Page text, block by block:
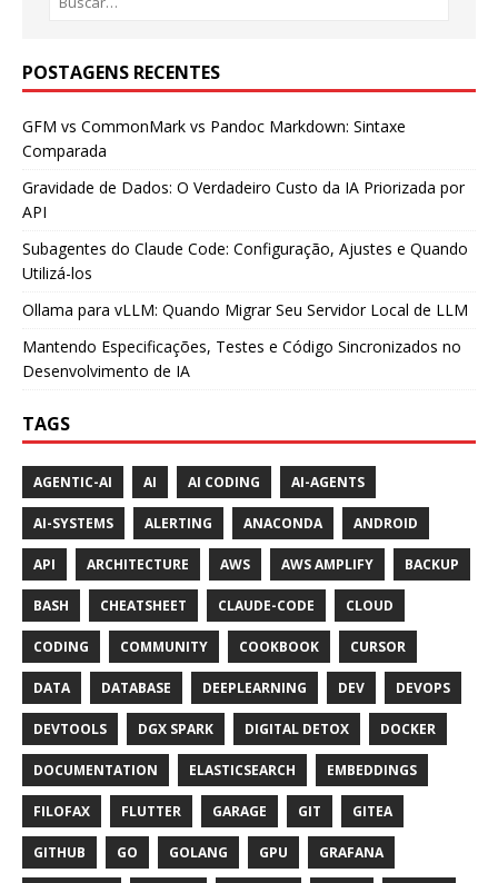
POSTAGENS RECENTES
GFM vs CommonMark vs Pandoc Markdown: Sintaxe
Comparada
Gravidade de Dados: O Verdadeiro Custo da IA Priorizada por
API
Subagentes do Claude Code: Configuração, Ajustes e Quando
Utilizá-los
Ollama para vLLM: Quando Migrar Seu Servidor Local de LLM
Mantendo Especificações, Testes e Código Sincronizados no
Desenvolvimento de IA
TAGS
AGENTIC-AI AI AI CODING AI-AGENTS
AI-SYSTEMS ALERTING ANACONDA ANDROID
API ARCHITECTURE AWS AWS AMPLIFY BACKUP
BASH CHEATSHEET CLAUDE-CODE CLOUD
CODING COMMUNITY COOKBOOK CURSOR
DATA DATABASE DEEPLEARNING DEV DEVOPS
DEVTOOLS DGX SPARK DIGITAL DETOX DOCKER
DOCUMENTATION ELASTICSEARCH EMBEDDINGS
FILOFAX FLUTTER GARAGE GIT GITEA
GITHUB GO GOLANG GPU GRAFANA